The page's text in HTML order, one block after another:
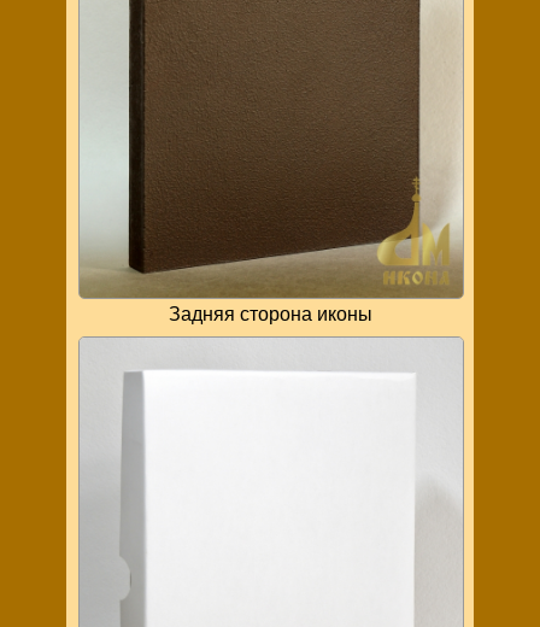
Задняя сторона иконы